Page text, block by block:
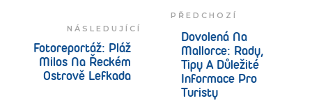
PŘEDCHOZÍ
Dovolená Na
Mallorce: Rady,
Tipy A Důležité
Informace Pro
Turisty
NÁSLEDUJÍCÍ
Fotoreportáž: Pláž
Milos Na Řeckém
Ostrově Lefkada